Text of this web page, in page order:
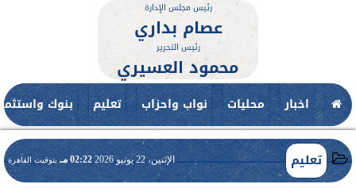
رئيس مجلس الإدارة
عصام بداري
رئيس التحرير
محمود العسيري
اخبار محليات نواب واحزاب تعليم بنوك
تعليم الإثنين، 22 يونيو 2026 02:22 مـ بتوقيت القاهرة